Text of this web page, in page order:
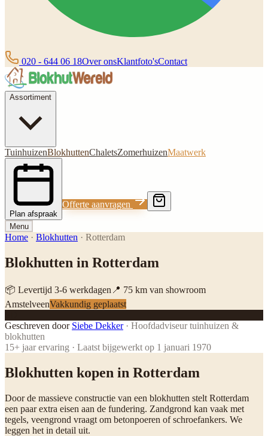
020 - 644 06 18Over onsKlantfoto'sContact
Assortiment
TuinhuizenBlokhuttenChaletsZomerhuizenMaatwerk
Plan afspraak
Offerte aanvragen
Menu
Home · Blokhutten · Rotterdam
Blokhutten in Rotterdam
📦 Levertijd 3-6 werkdagen 📍 75 km van showroom
AmstelveenVakkundig geplaatst
Geschreven door Siebe Dekker· Hoofdadviseur tuinhuizen &
blokhutten
15+ jaar ervaring · Laatst bijgewerkt op 1 januari 1970
Blokhutten kopen in Rotterdam
Door de massieve constructie van een blokhutten stelt Rotterdam
een paar extra eisen aan de fundering. Zandgrond kan vaak met
tegels, veengrond vraagt om betonpoeren of schroefankers. We
leggen het in detail uit.